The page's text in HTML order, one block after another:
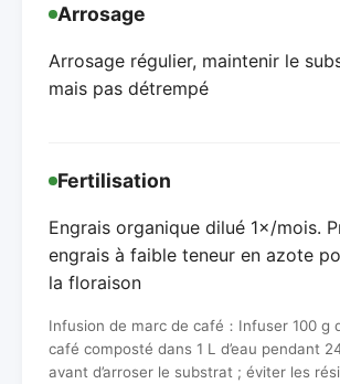
Arrosage
Arrosage régulier, maintenir le
mais pas détrempé
Fertilisation
Engrais organique dilué 1×/mois.
engrais à faible teneur en azote
la floraison
Infusion de marc de café：Infuser 100 g
café composté dans 1 L d’eau pendant
avant d’arroser le substrat ; éviter les